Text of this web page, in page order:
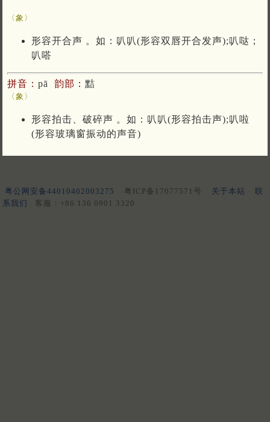
〈象〉
形容开合声 。如：叭叭(形容双唇开合发声);叭哒；
叭嗒
拼音： pā 韵部： 黠
〈象〉
形容拍击、破碎声 。如：叭叭(形容拍击声);叭啦
(形容玻璃窗振动的声音)
粤公网安备44010402003275 粤ICP备17077571号 关于本站
联
系我们
客服：+86 136 0901 3320